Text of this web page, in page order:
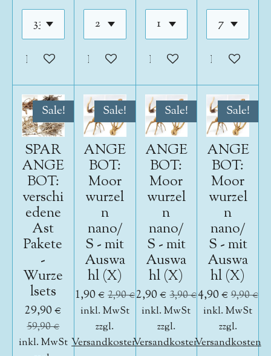
In den WarenkorbIn den WarenkorbIn den Warenkorb
In den
Sale!
SPAR
ANGE
BOT:
verschi
edene
Ast
Pakete
-
Wurze
lsets
29,90 €
59,90 €
inkl. MwSt
Sale!
ANGE
BOT:
Moor
wurzel
n
nano/
S - mit
Auswa
hl (X)
1,90 € 2,90 €
inkl. MwSt
zzgl.
Versandkosten
Sale!
ANGE
BOT:
Moor
wurzel
n
nano/
S - mit
Auswa
hl (X)
2,90 € 3,90 €
inkl. MwSt
zzgl.
Versandkosten
Sale!
ANGE
BOT:
Moor
wurzel
n
nano/
S - mit
Auswa
hl (X)
4,90 €9,90 €
inkl. MwSt
zzgl.
Versandkosten